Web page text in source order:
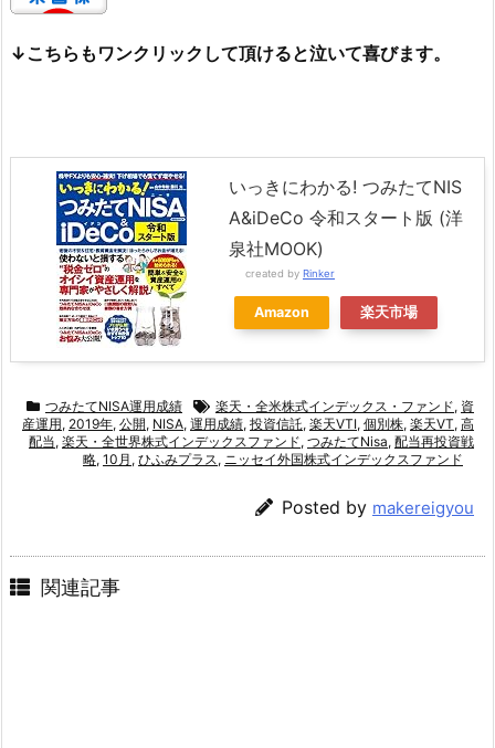
↓こちらもワンクリックして頂けると泣いて喜びます。
いっきにわかる! つみたてNIS
A&iDeCo 令和スタート版 (洋
泉社MOOK)
created by Rinker
Amazon 楽天市場
つみたてNISA運用成績 楽天・全米株式インデックス・ファンド, 資
産運用, 2019年, 公開, NISA, 運用成績, 投資信託, 楽天VTI, 個別株, 楽天VT, 高
配当, 楽天・全世界株式インデックスファンド, つみたてNisa, 配当再投資戦
略, 10月 , ひふみプラス, ニッセイ外国株式インデックスファンド
Posted by makereigyou
関連記事